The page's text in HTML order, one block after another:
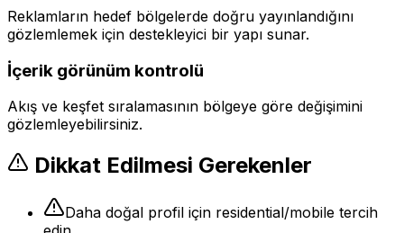
Reklamların hedef bölgelerde doğru yayınlandığını
gözlemlemek için destekleyici bir yapı sunar.
İçerik görünüm kontrolü
Akış ve keşfet sıralamasının bölgeye göre değişimini
gözlemleyebilirsiniz.
Dikkat Edilmesi Gerekenler
Daha doğal profil için residential/mobile tercih